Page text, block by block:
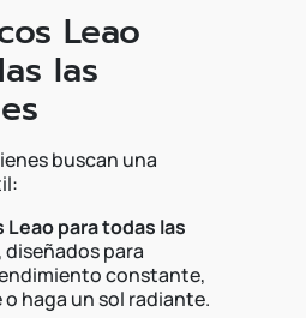
Leao
las
buscan una
Leao para todas las
, diseñados para
constante,
o haga un sol radiante.